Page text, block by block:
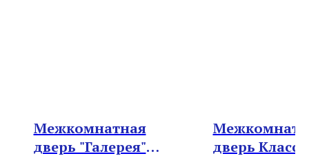
Межкомнатная
дверь "Галерея"
дверь